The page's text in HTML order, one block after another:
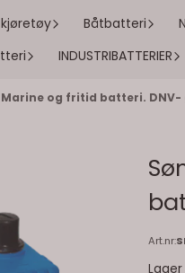
Båtbatteri
INDUSTRIBATTERIER
Marine og fritid batteri.
Art.nr: